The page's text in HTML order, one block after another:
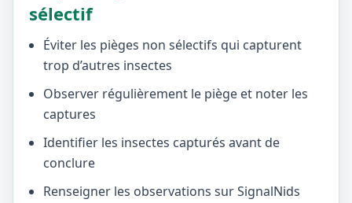
sélectif
Éviter les pièges non sélectifs qui capturent
trop d’autres insectes
Observer régulièrement le piège et noter les
captures
Identifier les insectes capturés avant de
conclure
Renseigner les observations sur SignalNids